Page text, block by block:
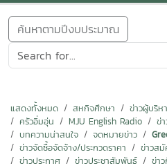
ค้นหาตามปีงบประมาณ
แสดงทั้งหมด สหกิจศึกษา ข่าวผู้บริห
ครัวอิ่มอุ่น
MJU English Radio ข่
บทความน่าสนใจ
จดหมายข่าว
ข่าวจัดซื้อจัดจ้าง/ประกวดราคา
ข่าวส
ข่าวประกาศ
ข่าวประชาสัมพันธ์ ข่า